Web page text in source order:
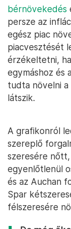
bérnövekedés
persze az
egész piac
piacvesztését
érzékeltetni,
egymáshoz és
tudta növelni
látszik.
A grafikonról
szereplő
szeresére
egyenlőtlenül
és az Auchan
Spar
félszeresére